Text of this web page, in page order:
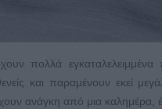
πολλά εγκαταλελειμμένα
και παραμένουν εκεί
ανάγκη από μια καλημέρα,